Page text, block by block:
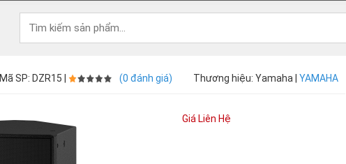
Mã SP: DZR15 | (0 đánh giá) Thương hiệu: Yamaha | YAMAHA
Giá Liên Hệ